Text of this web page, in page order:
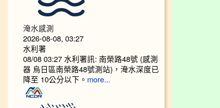
淹水感測
2026-08-08, 03:27
水利署
08/08 03:27 水利署訊: 南榮路48號 (感測
器 烏日區南榮路48號測站)，淹水深度已
降至 10公分以下。​​ more...